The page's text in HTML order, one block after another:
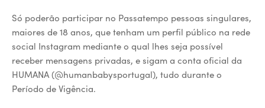
Só poderão participar no Passatempo pessoas singulares,
maiores de 18 anos, que tenham um perfil público na rede
social Instagram mediante o qual lhes seja possível
receber mensagens privadas, e sigam a conta oficial da
HUMANA (@humanbabysportugal), tudo durante o
Período de Vigência.